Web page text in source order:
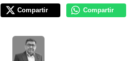
Compartir Compartir